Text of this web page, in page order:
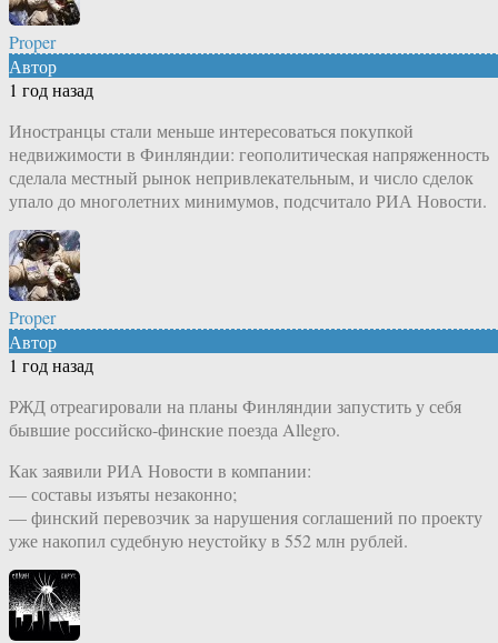
Proper
Автор
1 год назад
Иностранцы стали меньше интересоваться покупкой
недвижимости в Финляндии: геополитическая напряженность
сделала местный рынок непривлекательным, и число сделок
упало до многолетних минимумов, подсчитало РИА Новости.
Proper
Автор
1 год назад
РЖД отреагировали на планы Финляндии запустить у себя
бывшие российско-финские поезда Allegro.
Как заявили РИА Новости в компании:
— составы изъяты незаконно;
— финский перевозчик за нарушения соглашений по проекту
уже накопил судебную неустойку в 552 млн рублей.